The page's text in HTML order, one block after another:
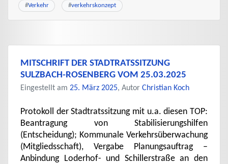
#Verkehr #verkehrskonzept
MITSCHRIFT DER STADTRATSSITZUNG
SULZBACH-ROSENBERG VOM 25.03.2025
Eingestellt am 25. März 2025, Autor Christian Koch
Protokoll der Stadtratssitzung mit u.a. diesen TOP:
Beantragung von Stabilisierungshilfen
(Entscheidung); Kommunale Verkehrsüberwachung
(Mitgliedsschaft), Vergabe Planungsauftrag –
Anbindung Loderhof- und Schillerstraße an den